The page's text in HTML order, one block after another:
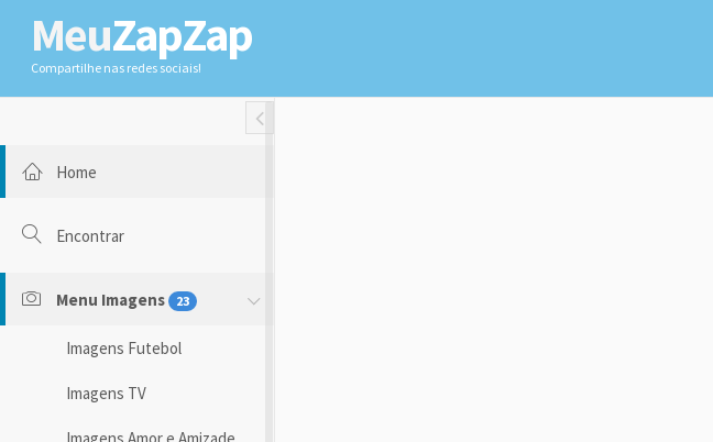
MeuZapZap
Compartilhe nas redes sociais!
Toggle Fullwidth
Home
Encontrar
Menu Imagens 23
Imagens Futebol
Imagens TV